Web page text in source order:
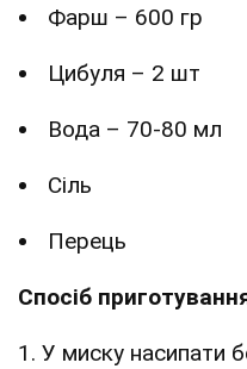
Фарш – 600 гр
Цибуля – 2 шт
Вода – 70-80 мл
Сіль
Перець
Спосіб
1. У миску насипати